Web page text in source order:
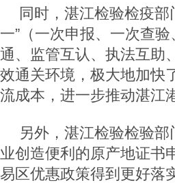
同时，湛江检验检疫
一”（一次申报、一次查
通、监管互认、执法互助
效通关环境，极大地加快
流成本，进一步推动湛江
另外，湛江检验检验
业创造便利的原产地证
易区优惠政策得到更好落